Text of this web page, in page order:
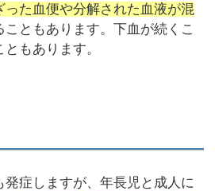
た血便や分解された血液が混
こともあります。下血が続くこ
もあります。
発症しますが、年長児と成人に